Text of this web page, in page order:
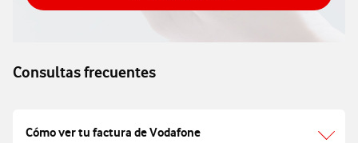
Cómo consultar tus facturas
Consultas frecuentes
Cómo ver tu factura de Vodafone